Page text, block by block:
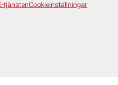
tjänstenCookieinställningar